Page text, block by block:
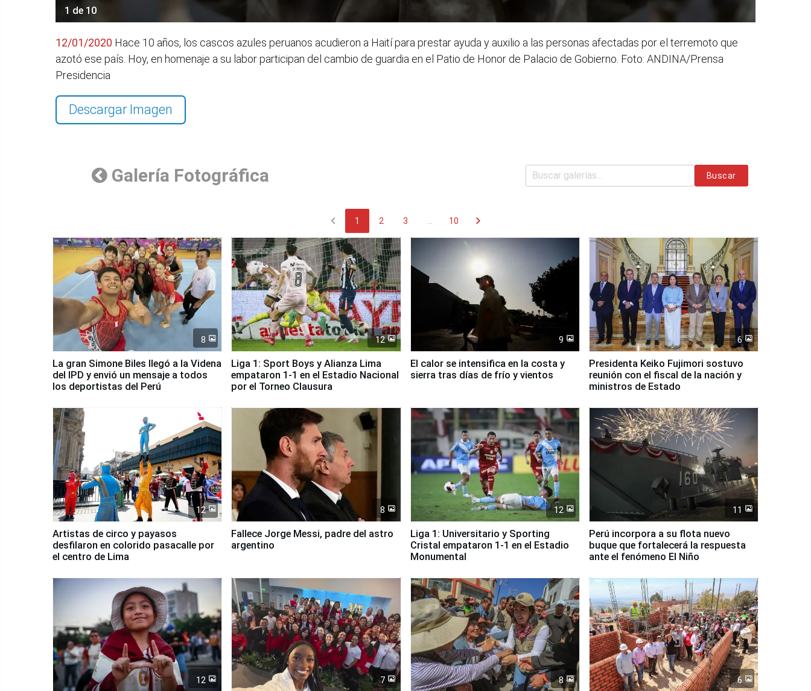
1 de 10
12/01/2020 Hace 10 años, los cascos azules peruanos acudieron a Haití para prestar ayuda y auxilio a las personas afectadas por el terremoto que
azotó ese país. Hoy, en homenaje a su labor participan del cambio de guardia en el Patio de Honor de Palacio de Gobierno. Foto: ANDINA/Prensa
Presidencia
Descargar Imagen
Galería Fotográfica Buscar
chevron_left 1 2 3 10 chevron_right
8
La gran Simone Biles llegó a la Videna
del IPD y envió un mensaje a todos
los deportistas del Perú
12
Liga 1: Sport Boys y Alianza Lima
empataron 1-1 en el Estadio Nacional
por el Torneo Clausura
9
El calor se intensifica en la costa y
sierra tras días de frío y vientos
6
Presidenta Keiko Fujimori sostuvo
reunión con el fiscal de la nación y
ministros de Estado
12
Artistas de circo y payasos
desfilaron en colorido pasacalle por
el centro de Lima
8
Fallece Jorge Messi, padre del astro
argentino
12
Liga 1: Universitario y Sporting
Cristal empataron 1-1 en el Estadio
Monumental
11
Perú incorpora a su flota nuevo
buque que fortalecerá la respuesta
ante el fenómeno El Niño
12 7 8 6